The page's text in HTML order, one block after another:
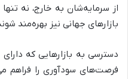
از سرمایه‌شان به خارج، نه
بازارهای جهانی نیز بهره‌مند
دسترسی به بازارهایی که
فرصت‌های سودآوری را فراهم